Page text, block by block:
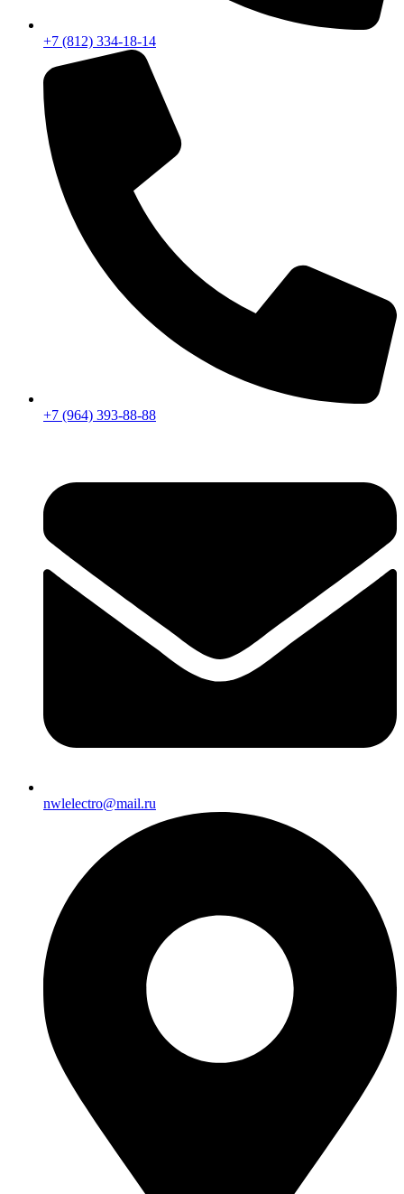
+7 (812) 334-18-14
+7 (964) 393-88-88
nwlelectro@mail.ru